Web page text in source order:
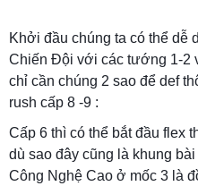
Khởi đầu chúng ta có thể dễ
Chiến Đội với các tướng 1-2
chỉ cần chúng 2 sao để def
rush cấp 8 -9 :
Cấp 6 thì có thể bắt đầu flex
dù sao đây cũng là khung
Công Nghệ Cao ở mốc 3 là